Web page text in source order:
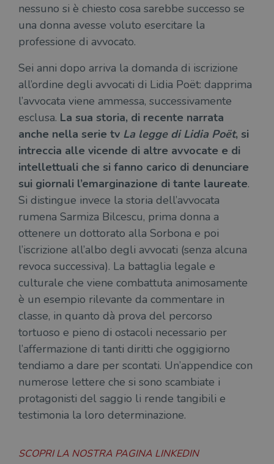
nessuno si è chiesto cosa sarebbe successo se
una donna avesse voluto esercitare la
professione di avvocato.
Sei anni dopo arriva la domanda di iscrizione
all’ordine degli avvocati di Lidia Poët: dapprima
l’avvocata viene ammessa, successivamente
esclusa. La sua storia, di recente narrata
anche nella serie tv La legge di Lidia Poët, si
intreccia alle vicende di altre avvocate e di
intellettuali che si fanno carico di denunciare
sui giornali l’emarginazione di tante laureate.
Si distingue invece la storia dell’avvocata
rumena Sarmiza Bilcescu, prima donna a
ottenere un dottorato alla Sorbona e poi
l’iscrizione all’albo degli avvocati (senza alcuna
revoca successiva). La battaglia legale e
culturale che viene combattuta animosamente
è un esempio rilevante da commentare in
classe, in quanto dà prova del percorso
tortuoso e pieno di ostacoli necessario per
l’affermazione di tanti diritti che oggigiorno
tendiamo a dare per scontati. Un’appendice con
numerose lettere che si sono scambiate i
protagonisti del saggio li rende tangibili e
testimonia la loro determinazione.
SCOPRI LA NOSTRA PAGINA LINKEDIN